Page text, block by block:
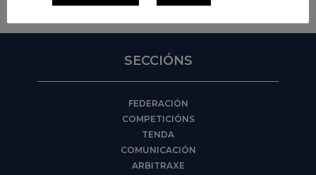
SECCIÓNS
FEDERACIÓN
COMPETICIÓNS
TENDA
COMUNICACIÓN
ARBITRAXE